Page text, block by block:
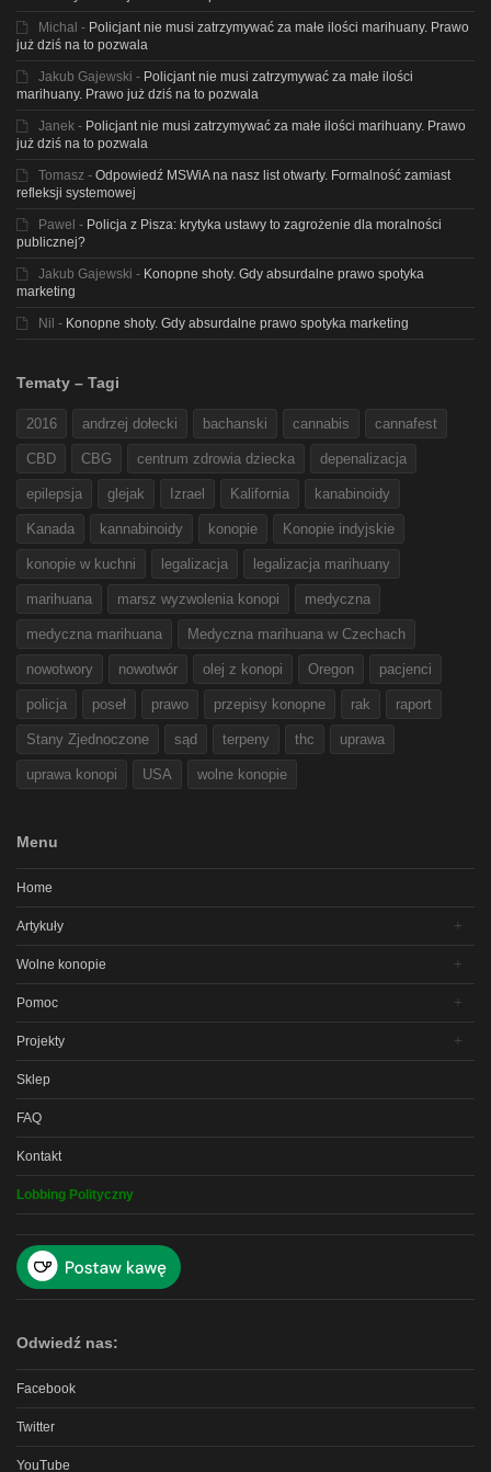
Michal - Policjant nie musi zatrzymywać za małe ilości marihuany. Prawo
już dziś na to pozwala
Jakub Gajewski - Policjant nie musi zatrzymywać za małe ilości
marihuany. Prawo już dziś na to pozwala
Janek - Policjant nie musi zatrzymywać za małe ilości marihuany. Prawo
już dziś na to pozwala
Tomasz - Odpowiedź MSWiA na nasz list otwarty. Formalność zamiast
refleksji systemowej
Pawel - Policja z Pisza: krytyka ustawy to zagrożenie dla moralności
publicznej?
Jakub Gajewski - Konopne shoty. Gdy absurdalne prawo spotyka
marketing
Nil - Konopne shoty. Gdy absurdalne prawo spotyka marketing
Tematy – Tagi
2016 andrzej dołecki bachanski cannabis cannafest
CBD CBG centrum zdrowia dziecka depenalizacja
epilepsja glejak Izrael Kalifornia kanabinoidy
Kanada kannabinoidy konopie Konopie indyjskie
konopie w kuchni legalizacja legalizacja marihuany
marihuana marsz wyzwolenia konopi medyczna
medyczna marihuana Medyczna marihuana w Czechach
nowotwory nowotwór olej z konopi Oregon pacjenci
policja poseł prawo przepisy konopne rak raport
Stany Zjednoczone sąd terpeny thc uprawa
uprawa konopi USA wolne konopie
Menu
Home
Artykuły
Wolne konopie
Pomoc
Projekty
Sklep
FAQ
Kontakt
Lobbing Polityczny
Odwiedź nas:
Facebook
Twitter
YouTube